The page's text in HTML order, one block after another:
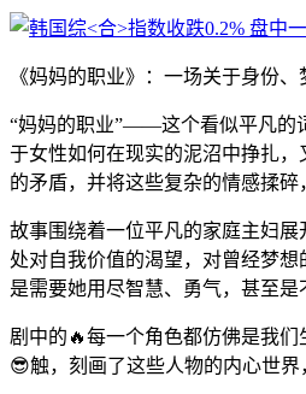
《妈妈的职业》：一场关于身份
“妈妈的职业”——这个看似平凡的
于女性如何在现实的泥沼中挣扎
的矛盾，并将这些复杂的情感揉碎
故事围绕着一位平凡的家庭主妇
处对自我价值的渴望，对曾经梦
是需要她用尽智慧、勇气，甚至是
剧中的🔥每一个角色都仿佛是我
😎触，刻画了这些人物的内心世